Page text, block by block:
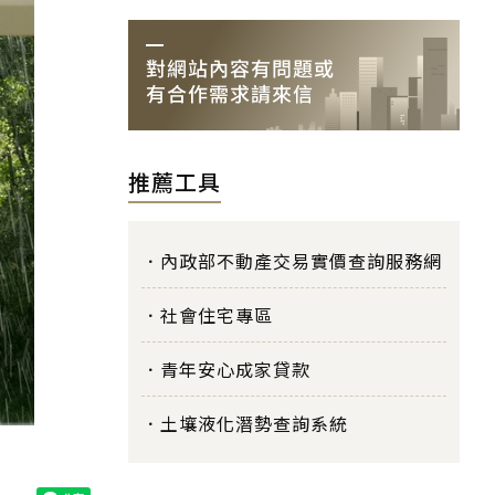
推薦工具
內政部不動產交易實價查詢服務網
社會住宅專區
青年安心成家貸款
土壤液化潛勢查詢系統